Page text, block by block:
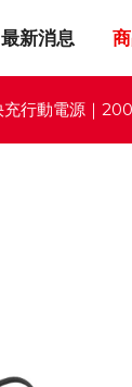
最新消息
行動電源｜